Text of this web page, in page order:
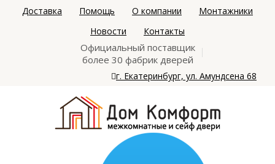
Доставка Помощь О компании
Монтажники
Новости
Контакты
Официальный поставщик
более 30 фабрик дверей
г. Екатеринбург, ул. Амундсена 68